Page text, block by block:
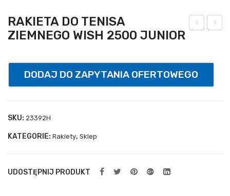
6
cm
kulk
RAKIETA DO TENISA
ZIEMNEGO WISH 2500 JUNIOR
DODAJ DO ZAPYTANIA OFERTOWEGO
SKU: 23392H
KATEGORIE: Rakiety, Sklep
UDOSTĘPNIJ PRODUKT